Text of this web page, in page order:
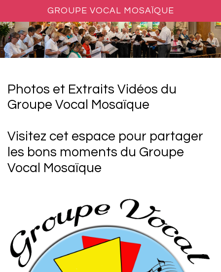
Photos et Extraits Vidéos du
Groupe Vocal Mosaïque
Visitez cet espace pour partager
les bons moments du Groupe
Vocal Mosaïque
GROUPE VOCAL MOSAÏQUE